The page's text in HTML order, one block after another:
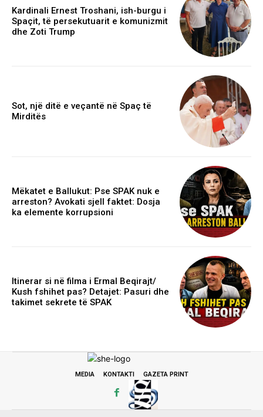
Kardinali Ernest Troshani, ish-burgu i
Spaçit, të persekutuarit e komunizmit
dhe Zoti Trump
Sot, një ditë e veçantë në Spaç të
Mirditës
Mëkatet e Ballukut: Pse SPAK nuk e
arreston? Avokati sjell faktet: Dosja
ka elemente korrupsioni
Itinerar si në filma i Ermal Beqirajt/
Kush fshihet pas? Detajet: Pasuri dhe
takimet sekrete të SPAK
MEDIA KONTAKTI GAZETA PRINT